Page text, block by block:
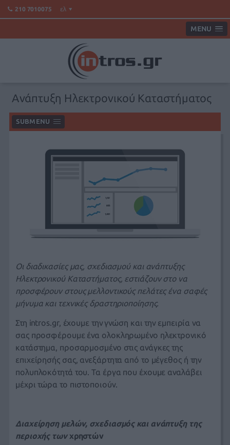
210 7010075 ελ
MENU
Ανάπτυξη Ηλεκτρονικού Καταστήματος
SUBMENU
Οι διαδικασίες μας, σχεδιασμούκαι ανάπτυξης
Ηλεκτρονικού Καταστήματος, εστιάζουν στο να
προσφέρουν στους μελλοντικούς πελάτες ένα σαφές
μήνυμα και τεχνικές δραστηριοποίησης.
Στη intros.gr, έχουμε την γνώση και την εμπειρία να
σας προσφέρουμε ένα ολοκληρωμένο ηλεκτρονικό
κατάστημα, προσαρμοσμένο στις ανάγκες της
επιχείρησής σας, ανεξάρτητα από το μέγεθος ή την
πολυπλοκότητά του. Τα έργα που έχουμε αναλάβει
μέχρι τώρα το πιστοποιούν.
Διαχείρηση μελών, σχεδιασμός και ανάπτυξη της
περιοχής τωνχρηστών